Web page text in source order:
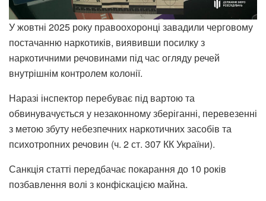
У жовтні 2025 року правоохоронці завадили черговому
постачанню наркотиків, виявивши посилку з
наркотичними речовинами під час огляду речей
внутрішнім контролем колонії.
Наразі інспектор перебуває під вартою та
обвинувачується у незаконному зберіганні, перевезенні
з метою збуту небезпечних наркотичних засобів та
психотропних речовин (ч. 2 ст. 307 КК України).
Санкція статті передбачає покарання до 10 років
позбавлення волі з конфіскацією майна.